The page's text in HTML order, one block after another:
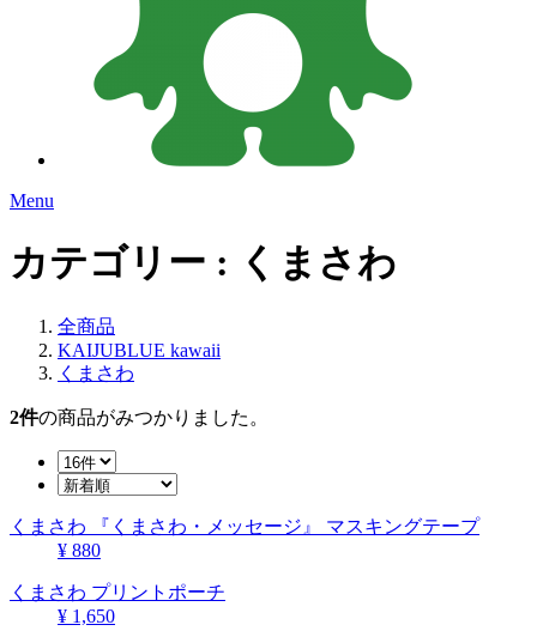
Menu
カテゴリー : くまさわ
全商品
KAIJUBLUE kawaii
くまさわ
2件の商品がみつかりました。
くまさわ 『くまさわ・メッセージ』 マスキングテープ
¥ 880
くまさわ プリントポーチ
¥ 1,650